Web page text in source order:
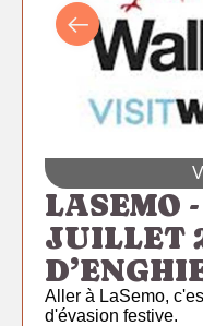
LASEMO
JUILLET
Aller à LaSemo,
d'évasion festive.